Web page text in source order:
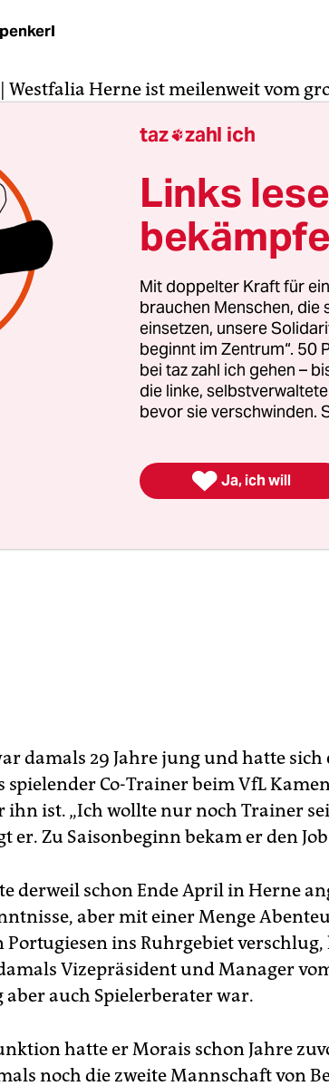
| Westfalia Herne ist meilenweit vom
nach dem 0:1 gegen TuS Heven
sein wird. Vielleicht liegt das
Personal. Vor knapp elf Jahren
zwei Männer, die heute vom
träumen.
wirkte im Sommer 2002 noch nicht
in Herne. Heute ist er der Co-Trainer
Sein damaliger Assistent: Sven
Chefscout von Borussia Dortmund.
damals 29 Jahre jung und hatte sich
spielender Co-Trainer beim VfL
ihn ist. „Ich wollte nur noch Trainer
er. Zu Saisonbeginn bekam er den
derweil schon Ende April in Herne
aber mit einer Menge
Portugiesen ins Ruhrgebiet
Vizepräsident und Manager
aber auch Spielerberater war.
hatte er Morais schon Jahre
noch die zweite Mannschaft von
taz zahl ich
Links
Mit doppelter Kraft für
brauchen Menschen,
einsetzen, unsere
beginnt im Zentrum“. 50
bei taz zahl ich gehen –
die linke,
bevor sie verschwinden.
 Ja, ich will